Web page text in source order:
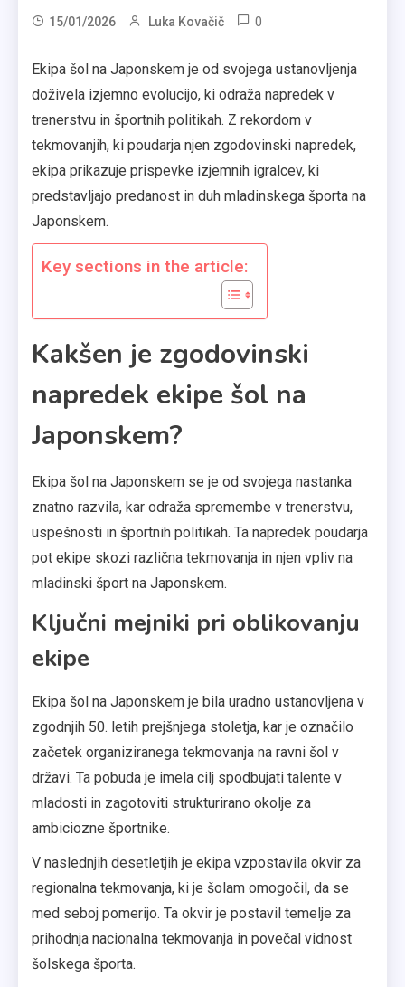
15/01/2026 Luka Kovačič 0
Ekipa šol na Japonskem je od svojega ustanovljenja
doživela izjemno evolucijo, ki odraža napredek v
trenerstvu in športnih politikah. Z rekordom v
tekmovanjih, ki poudarja njen zgodovinski napredek,
ekipa prikazuje prispevke izjemnih igralcev, ki
predstavljajo predanost in duh mladinskega športa na
Japonskem.
Key sections in the article:
Kakšen je zgodovinski
napredek ekipe šol na
Japonskem?
Ekipa šol na Japonskem se je od svojega nastanka
znatno razvila, kar odraža spremembe v trenerstvu,
uspešnosti in športnih politikah. Ta napredek poudarja
pot ekipe skozi različna tekmovanja in njen vpliv na
mladinski šport na Japonskem.
Ključni mejniki pri oblikovanju
ekipe
Ekipa šol na Japonskem je bila uradno ustanovljena v
zgodnjih 50. letih prejšnjega stoletja, kar je označilo
začetek organiziranega tekmovanja na ravni šol v
državi. Ta pobuda je imela cilj spodbujati talente v
mladosti in zagotoviti strukturirano okolje za
ambiciozne športnike.
V naslednjih desetletjih je ekipa vzpostavila okvir za
regionalna tekmovanja, ki je šolam omogočil, da se
med seboj pomerijo. Ta okvir je postavil temelje za
prihodnja nacionalna tekmovanja in povečal vidnost
šolskega športa.